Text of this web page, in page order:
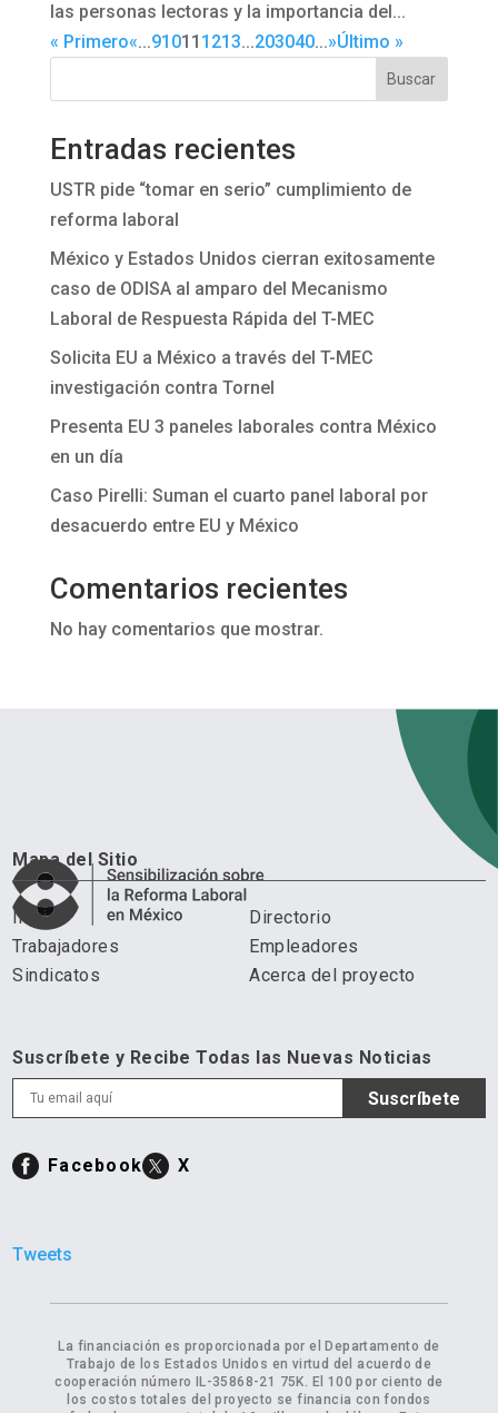
las personas lectoras y la importancia del...
« Primero«...91011 1213...203040...»Último »
Buscar
Entradas recientes
USTR pide “tomar en serio” cumplimiento de
reforma laboral
México y Estados Unidos cierran exitosamente
caso de ODISA al amparo del Mecanismo
Laboral de Respuesta Rápida del T-MEC
Solicita EU a México a través del T-MEC
investigación contra Tornel
Presenta EU 3 paneles laborales contra México
en un día
Caso Pirelli: Suman el cuarto panel laboral por
desacuerdo entre EU y México
Comentarios recientes
No hay comentarios que mostrar.
Mapa del Sitio
Inicio
Directorio
Trabajadores
Empleadores
Sindicatos
Acerca del proyecto
Suscríbete y Recibe Todas las Nuevas Noticias
Facebook X
Tweets
La financiación es proporcionada por el Departamento de
Trabajo de los Estados Unidos en virtud del acuerdo de
cooperación número IL-35868-21 75K. El 100 por ciento de
los costos totales del proyecto se financia con fondos